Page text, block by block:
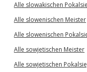
Alle slowakischen
Alle slowenischen Meister
Alle slowenischen
Alle sowjetischen Meister
Alle sowjetischen